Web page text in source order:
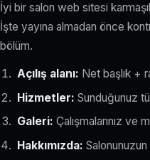
İyi bir salon web sitesi
İşte yayına almadan önce
bölüm.
Açılış alanı: Net başlık +
Hizmetler: Sunduğunuz
Galeri: Çalışmalarınız ve
Hakkımızda: